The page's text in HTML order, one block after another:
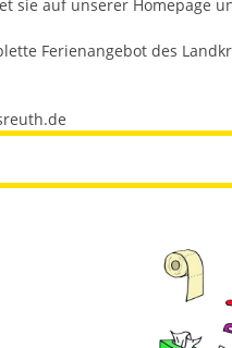
sie auf unserer Homepage
Ferienangebot des